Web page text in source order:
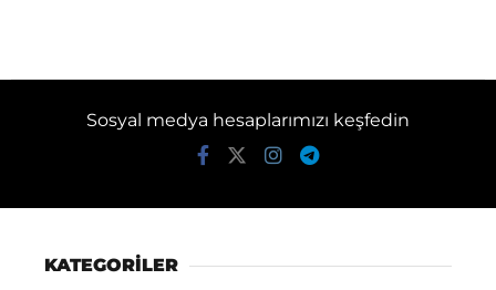
Sosyal medya hesaplarımızı keşfedin
KATEGORİLER